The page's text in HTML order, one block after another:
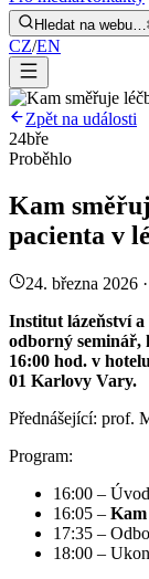
Hledat na webu…
CZ/EN
Zpět na události
24bře
Proběhlo
Kam
pacienta v
24. března 2026
Institut lázeňství a
odborný seminář,
16:00 hod. v
01 Karlovy Vary.
Přednášející: prof.
Program:
16:00 –
16:05 – Kam
17:35 –
18:00 –